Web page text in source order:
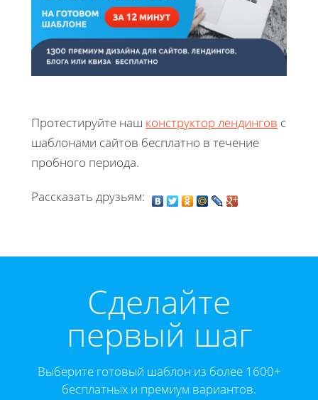
Протестируйте наш конструктор лендингов с
шаблонами сайтов бесплатно в течение
пробного периода.
Рассказать друзьям:
Cделайте
первый шаг
Выберите готовый шаблон из более 1600+
бесплатных и премиум вариантов.